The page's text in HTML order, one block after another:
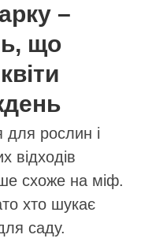
–
що
для рослин і
відходів
схоже на міф.
хто шукає
саду.